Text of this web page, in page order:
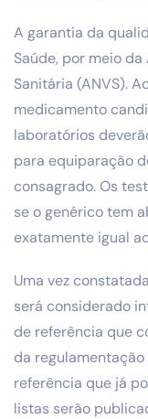
A garantia da
Saúde, por meio
Sanitária (ANVS).
medicamento
laboratórios
para equiparação
consagrado. Os
se o genérico tem
exatamente igual
Uma vez
será considerado
de referência que
da
referência que já
listas serão